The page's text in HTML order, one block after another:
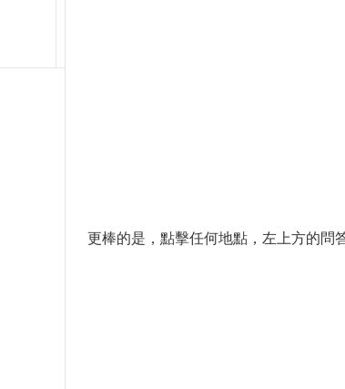
更棒的是，點擊任何地點，左上方的問